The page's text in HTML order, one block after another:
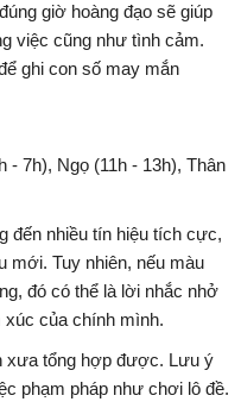
giờ hoàng đạo sẽ giúp
việc cũng như tình cảm.
ghi con số may mắn
- 7h), Ngọ (11h - 13h), Thân
đến nhiều tín hiệu tích cực,
mới. Tuy nhiên, nếu màu
đó có thể là lời nhắc nhở
xúc của chính mình.
xưa tổng hợp được. Lưu ý
phạm pháp như chơi lô đề.